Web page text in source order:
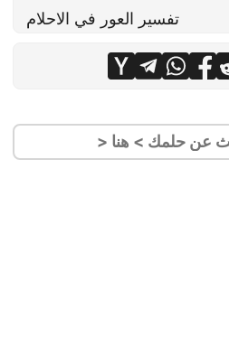
تفسير العور في الاحلام